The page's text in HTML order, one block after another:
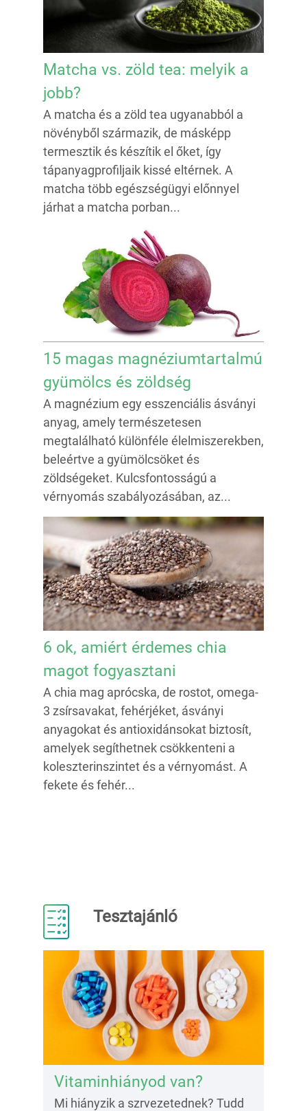
Matcha vs. zöld tea: melyik a
jobb?
A matcha és a zöld tea ugyanabból a
növényből származik, de másképp
termesztik és készítik el őket, így
tápanyagprofiljaik kissé eltérnek. A
matcha több egészségügyi előnnyel
járhat a matcha porban...
15 magas magnéziumtartalmú
gyümölcs és zöldség
A magnézium egy esszenciális ásványi
anyag, amely természetesen
megtalálható különféle élelmiszerekben,
beleértve a gyümölcsöket és
zöldségeket. Kulcsfontosságú a
vérnyomás szabályozásában, az...
6 ok, amiért érdemes chia
magot fogyasztani
A chia mag aprócska, de rostot, omega-
3 zsírsavakat, fehérjéket, ásványi
anyagokat és antioxidánsokat biztosít,
amelyek segíthetnek csökkenteni a
koleszterinszintet és a vérnyomást. A
fekete és fehér...
Tesztajánló
Vitaminhiányod van?
Mi hiányzik a szrvezetednek? Tudd